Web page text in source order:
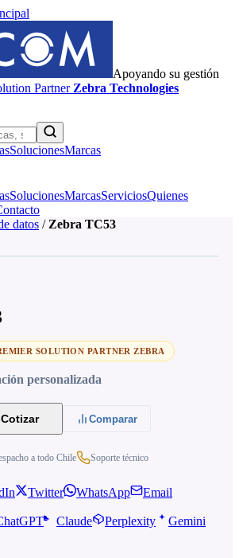
Apoyando su gestión
Partner Zebra Technologies
SolucionesMarcas
SolucionesMarcasServiciosQuienes
datos / Zebra TC53
SOLUTION PARTNER ZEBRA
personalizada
Cotizar Comparar
a todo Chile Soporte técnico
Twitter WhatsApp Email
Claude Perplexity
Gemini